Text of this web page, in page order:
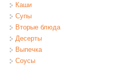
Каши
Супы
Вторые блюда
Десерты
Выпечка
Соусы